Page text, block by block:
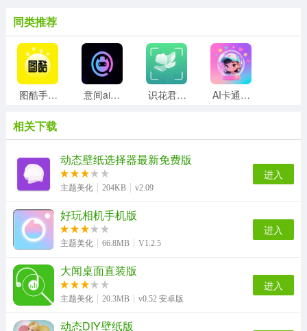
同类推荐
图酷手机正版 意间ai安卓免费版 识花君植物识别手机最新版 AI卡通相机软件直装版
轮盘时钟屏保正版 neoline动态壁纸手机正版 口袋铃声免费版
Wallcraft手机免费版 钱盾直装版
Blender照片拼图手机正版
相关下载
动态壁纸选择器最新免费版
主题美化 204KB v2.09
进入
好玩相机手机版
主题美化 66.8MB V1.2.5
进入
大闻桌面直装版
主题美化 20.3MB v0.52 安卓版
进入
动态DIY壁纸版